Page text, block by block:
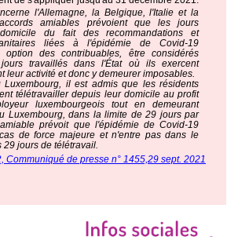
l'Allemagne, la Belgique, l'Italie et la
amiables prévoient que les jours
du fait des recommandations et
liées à l'épidémie de Covid-19
option des contribuables, être considérés
travaillés dans l'État où ils exercent
leur activité et donc y demeurer imposables.
Luxembourg, il est admis que les résidents
télétravailler depuis leur domicile au profit
luxembourgeois tout en demeurant
Luxembourg, dans la limite de 29 jours par
prévoit que l'épidémie de Covid-19
de force majeure et n'entre pas dans le
29 jours de télétravail.
Communiqué de presse n° 1455,29 sept. 2021